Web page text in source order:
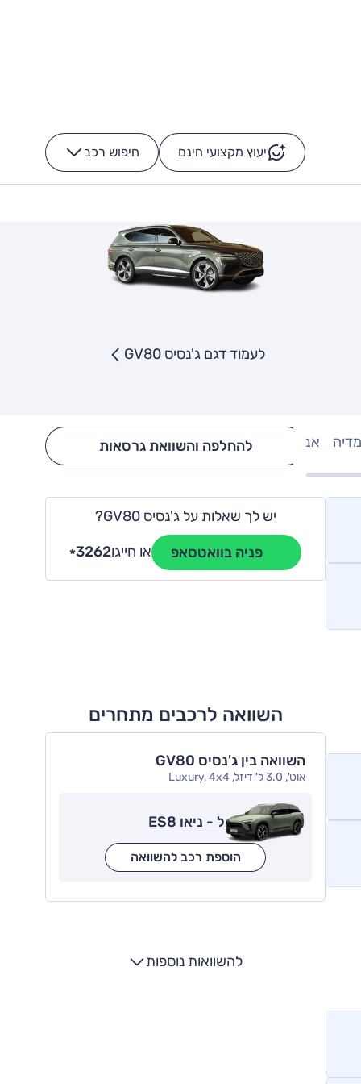
יעוץ מקצועי חינם חיפוש רכב -
לעמוד דגם ג'נסיס GV80
אבזור Hide config section
להחלפה והשוואת גרסאות
יש לך שאלות על ג'נסיס GV80?
פניה בוואטסאפ או חייגו *3262
השוואה לרכבים מתחרים
השוואה בין ג'נסיס GV80
אוט', 3.0 ל' דיזל, Luxury, 4x4
ל - ניאו ES8
הוספת רכב להשוואה
להשוואות נוספות